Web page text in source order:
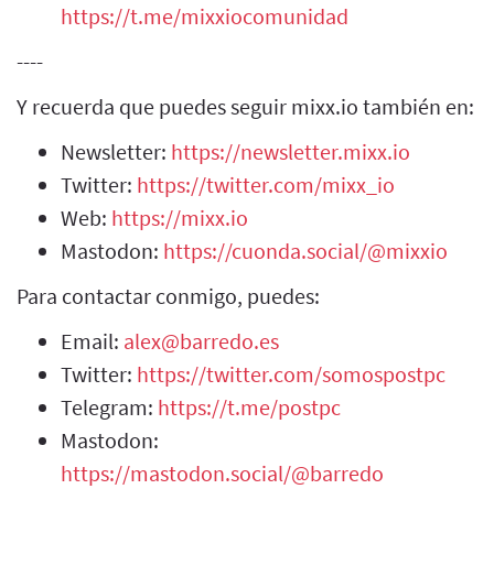
https://t.me/mixxiocomunidad
----
Y recuerda que puedes seguir mixx.io también en:
Newsletter: https://newsletter.mixx.io
Twitter: https://twitter.com/mixx_io
Web: https://mixx.io
Mastodon: https://cuonda.social/@mixxio
Para contactar conmigo, puedes:
Email: alex@barredo.es
Twitter: https://twitter.com/somospostpc
Telegram: https://t.me/postpc
Mastodon:
https://mastodon.social/@barredo